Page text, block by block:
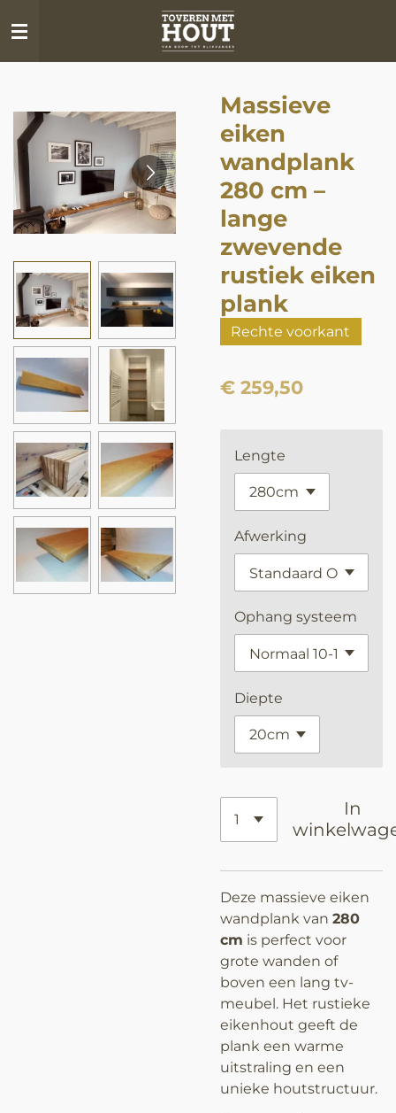
direct
naar
Massieve
eiken
wandplank
280 cm –
lange
zwevende
rustiek eiken
plank
Rechte voorkant
€ 259,50
Lengte
Afwerking
Ophang systeem
Diepte
In
Deze massieve eiken
wandplank van 280
cm is perfect voor
grote wanden of
boven een lang tv-
meubel. Het rustieke
eikenhout geeft de
plank een warme
uitstraling en een
unieke houtstructuur.